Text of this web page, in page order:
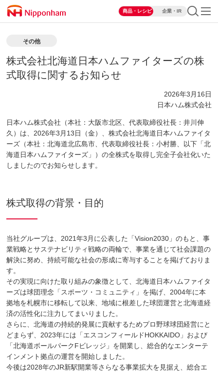
商品・レシピ 企業・IR
その他
株式会社北海道日本ハムファイターズの株
式取得に関するお知らせ
2026年3月16日
日本ハム株式会社
日本ハム株式会社（本社：大阪市北区、代表取締役社長：井川伸
久）は、2026年3月13日（金）、株式会社北海道日本ハムファイタ
ーズ（本社：北海道北広島市、代表取締役社長：小村勝、以下「北
海道日本ハムファイターズ」）の全株式を取得し完全子会社化いた
しましたのでお知らせします。
株式取得の背景・目的
当社グループは、2021年3月に公表した「Vision2030」のもと、事
業戦略とサステナビリティ戦略の両輪で、事業を通じて社会課題の
解決に努め、持続可能な社会の形成に寄与することを掲げておりま
す。
その実現に向けた取り組みの象徴として、北海道日本ハムファイタ
ーズは球団理念「スポーツ・コミュニティ」を掲げ、2004年に本
拠地を札幌市に移転して以来、地域に根差した球団運営と北海道経
済の活性化に注力してまいりました。
さらに、北海道の持続的発展に貢献するためプロ野球球団経営にと
どまらず、2023年には「エスコンフィールドHOKKAIDO」および
「北海道ボールパークFビレッジ」を開業し、総合的なエンターテ
インメント拠点の運営を開始しました。
今後は2028年のJR新駅開業等さらなる事業拡大を見据え、総合エ